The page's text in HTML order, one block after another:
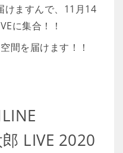
けますんで、11月14
に集合！！
間を届けます！！
LIVE 2020